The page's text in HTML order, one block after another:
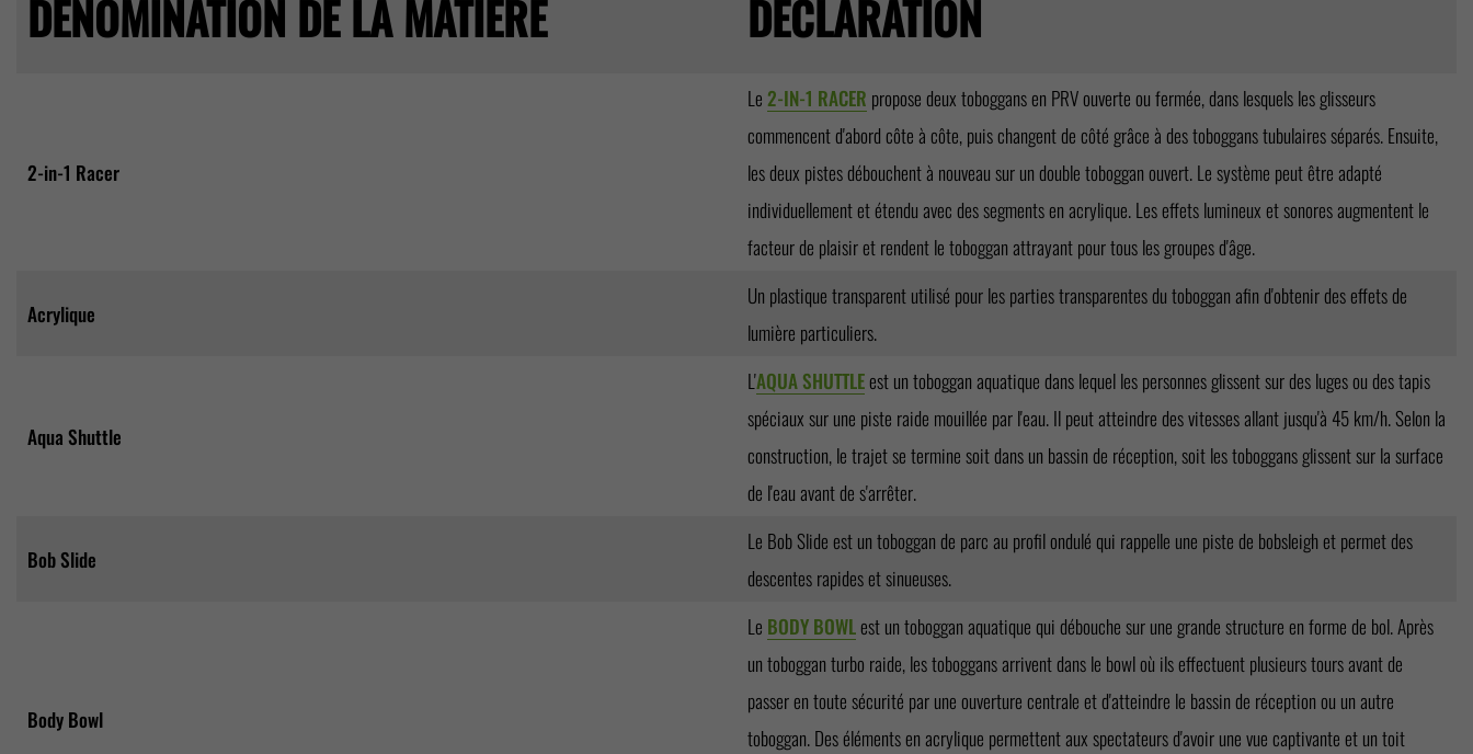
DÉNOMINATION DE LA MATIÈRE DÉCLARATION
2-in-1 Racer
Le2-IN-1 RACER propose deux toboggans en PRV ouverte ou fermée, dans lesquels les glisseurs
commencent d'abord côte à côte, puis changent de côté grâce à des toboggans tubulaires séparés. Ensuite,
les deux pistes débouchent à nouveau sur un double toboggan ouvert. Le système peut être adapté
individuellement et étendu avec des segments en acrylique. Les effets lumineux et sonores augmentent le
facteur de plaisir et rendent le toboggan attrayant pour tous les groupes d'âge.
Acrylique
Un plastique transparent utilisé pour les parties transparentes du toboggan afin d'obtenir des effets de
lumière particuliers.
Aqua Shuttle
L'AQUA SHUTTLEest un toboggan aquatique dans lequel les personnes glissent sur des luges ou des tapis
spéciaux sur une piste raide mouillée par l'eau. Il peut atteindre des vitesses allant jusqu'à 45 km/h. Selon la
construction, le trajet se termine soit dans un bassin de réception, soit les toboggans glissent sur la surface
de l'eau avant de s'arrêter.
Bob Slide
Le Bob Slide est un toboggan de parc au profil ondulé qui rappelle une piste de bobsleigh et permet des
descentes rapides et sinueuses.
Body Bowl
Le BODY BOWLest un toboggan aquatique qui débouche sur une grande structure en forme de bol. Après
un toboggan turbo raide, les toboggans arrivent dans le bowl où ils effectuent plusieurs tours avant de
passer en toute sécurité par une ouverture centrale et d'atteindre le bassin de réception ou un autre
toboggan. Des éléments en acrylique permettent aux spectateurs d'avoir une vue captivante et un toit